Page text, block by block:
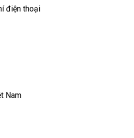
điện thoại
Nam